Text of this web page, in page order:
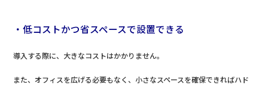
・低コストかつ省スペースで設置できる
導入する際に、大きなコストはかかりません。
また、オフィスを広げる必要もなく、小さなスペースを確保できればハド